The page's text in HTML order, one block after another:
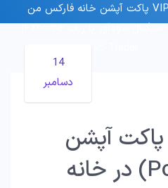
🤖 ربات VIP پاکت آپشن خانه فارکس من
چیست؟ – سیگنال سودآور با ربات IFXhome
14
دسامبر
ربات VIP پاکت آپشن
(PocketOption) در خانه